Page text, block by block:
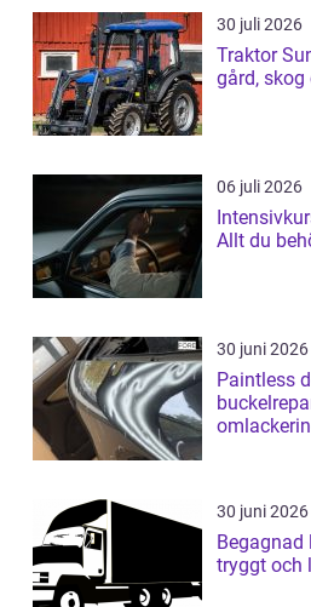
30 juli 2026
Traktor
gård, skog
06 juli 2026
Allt du
30 juni 2026
Paintless dent
30 juni 2026
Begagnad lastbil
tryggt och